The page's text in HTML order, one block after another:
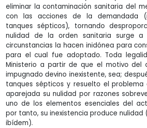
eliminar la contaminación sanitaria del
con las acciones de la demandada
tanques sépticos), tornando
nulidad de la orden sanitaria surge
circunstancias la hacen inidónea para
para el cual fue adoptado. Toda
Ministerio a partir de que el motivo del
impugnado devino inexistente, sea;
tanques sépticos y resuelto el problema
aparejada su nulidad por razones
uno de los elementos esenciales del
por tanto, su inexistencia produce nulidad
ibídem).